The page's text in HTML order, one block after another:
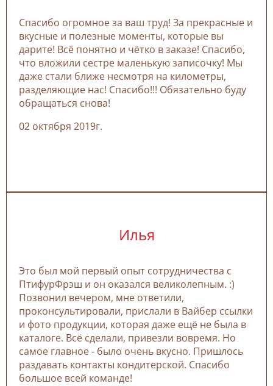
Спасибо огромное за ваш труд! За прекрасные и
вкусные и полезные моменты, которые вы
дарите! Всё понятно и чётко в заказе! Спасибо,
что вложили сестре маленькую записочку! Мы
даже стали ближе несмотря на километры,
разделяющие нас! Спасибо!!! Обязательно буду
обращаться снова!
02 октября 2019г.
Илья
Это был мой первый опыт сотрудничества с
ПтифурФрэш и он оказался великолепным. :)
Позвонил вечером, мне ответили,
проконсультировали, прислали в Вайбер ссылки
и фото продукции, которая даже ещё не была в
каталоге. Всё сделали, привезли вовремя. Но
самое главное - было очень вкусно. Пришлось
раздавать контакты кондитерской. Спасибо
большое всей команде!